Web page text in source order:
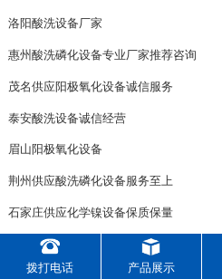
洛阳酸洗设备厂家
惠州酸洗磷化设备专业厂家推荐咨询
茂名供应阳极氧化设备诚信服务
泰安酸洗设备诚信经营
眉山阳极氧化设备
荆州供应酸洗磷化设备服务至上
石家庄供应化学镍设备保质保量
宜昌化学镍设备厂家
合肥阳极氧化设备专业厂家来电咨询
拨打电话 产品展示